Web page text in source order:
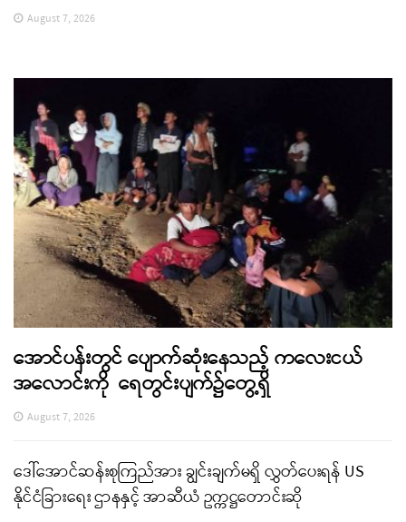
August 7, 2026
အောင်ပန်းတွင် ပျောက်ဆုံးနေသည့် ကလေးငယ်
အလောင်းကို ရေတွင်းပျက်၌တွေ့ရှိ
August 7, 2026
ဒေါ်အောင်ဆန်းစုကြည်အား ချွင်းချက်မရှိ လွှတ်ပေးရန် US
နိုင်ငံခြားရေး ဌာနနှင့် အာဆီယံ ဥက္ကဋ္ဌတောင်းဆို